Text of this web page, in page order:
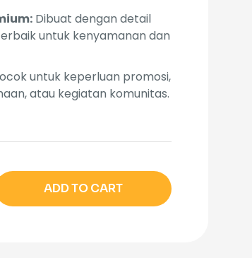
Dibuat dengan detail
untuk kenyamanan dan
untuk keperluan promosi,
atau kegiatan komunitas.
ADD TO CART